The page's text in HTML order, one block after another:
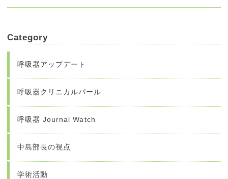
Category
呼吸器アップデート
呼吸器クリニカルパール
呼吸器 Journal Watch
中島部長の視点
学術活動